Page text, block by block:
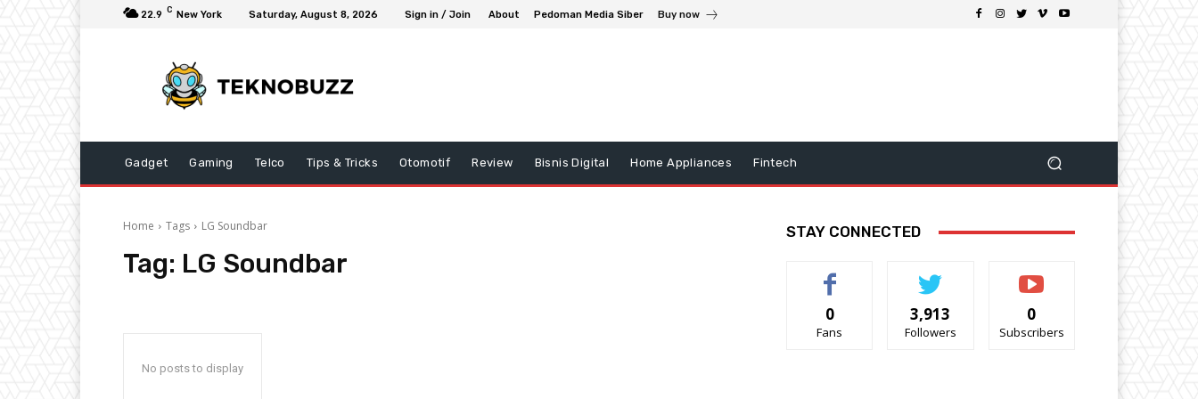
22.9 C New York Saturday, August 8, 2026 Sign in / Join About Pedoman Media Siber Buy now
Gadget Gaming Telco Tips & Tricks Otomotif Review Bisnis Digital Home Appliances Fintech
Home Tags LG Soundbar
Tag: LG Soundbar
No posts to display
STAY CONNECTED
0
Fans
3,913
Followers
0
Subscribers